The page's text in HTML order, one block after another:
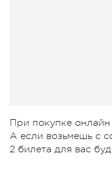
При покупке онлайн
А если возьмешь с
2 билета для вас